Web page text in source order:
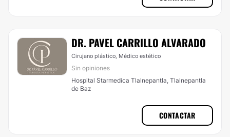
DR. PAVEL CARRILLO ALVARADO
Cirujano plástico, Médico estético
Sin opiniones
Hospital Starmedica Tlalnepantla, Tlalnepantla
de Baz
CONTACTAR